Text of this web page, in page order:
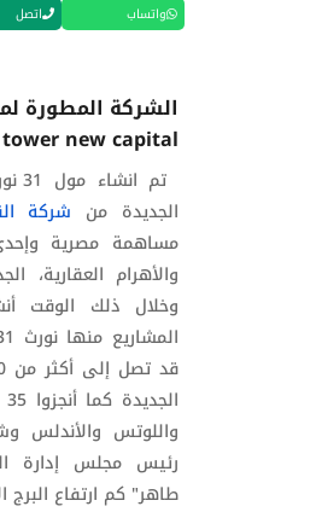
واتساب اتصل
new capital
تم
الجديدة من شركة
مساهمة مصرية
وخلال ذلك الوقت
المشاريع منها نورث 31
واللوتس والأندلس
رئيس مجلس إدارة
طاهر" كم ارتفاع البرج